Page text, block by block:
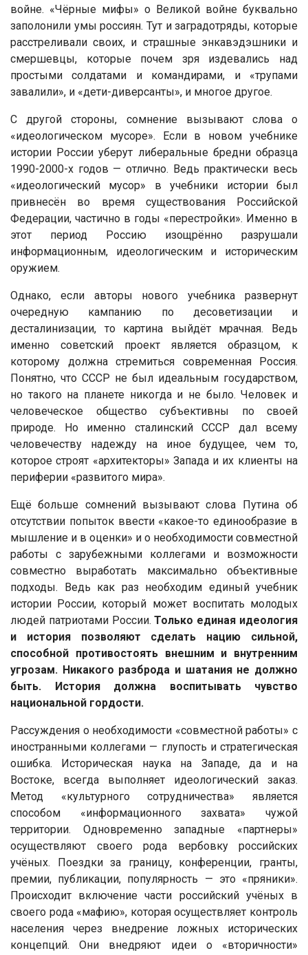
войне. «Чёрные мифы» о Великой войне буквально
заполонили умы россиян. Тут и заградотряды, которые
расстреливали своих, и страшные энкавэдэшники и
смершевцы, которые почем зря издевались над
простыми солдатами и командирами, и «трупами
завалили», и «дети-диверсанты», и многое другое.
С другой стороны, сомнение вызывают слова о
«идеологическом мусоре». Если в новом учебнике
истории России уберут либеральные бредни образца
1990-2000-х годов — отлично. Ведь практически весь
«идеологический мусор» в учебники истории был
привнесён во время существования Российской
Федерации, частично в годы «перестройки». Именно в
этот период Россию изощрённо разрушали
информационным, идеологическим и историческим
оружием.
Однако, если авторы нового учебника развернут
очередную кампанию по десоветизации и
десталинизации, то картина выйдёт мрачная. Ведь
именно советский проект является образцом, к
которому должна стремиться современная Россия.
Понятно, что СССР не был идеальным государством,
но такого на планете никогда и не было. Человек и
человеческое общество субъективны по своей
природе. Но именно сталинский СССР дал всему
человечеству надежду на иное будущее, чем то,
которое строят «архитекторы» Запада и их клиенты на
периферии «развитого мира».
Ещё больше сомнений вызывают слова Путина об
отсутствии попыток ввести «какое-то единообразие в
мышление и в оценки» и о необходимости совместной
работы с зарубежными коллегами и возможности
совместно выработать максимально объективные
подходы. Ведь как раз необходим единый учебник
истории России, который может воспитать молодых
людей патриотами России.Только единая идеология
и история позволяют сделать нацию сильной,
способной противостоять внешним и внутренним
угрозам. Никакого разброда и шатания не должно
быть. История должна воспитывать чувство
национальной гордости.
Рассуждения о необходимости «совместной работы» с
иностранными коллегами — глупость и стратегическая
ошибка. Историческая наука на Западе, да и на
Востоке, всегда выполняет идеологический заказ.
Метод «культурного сотрудничества» является
способом «информационного захвата» чужой
территории. Одновременно западные «партнеры»
осуществляют своего рода вербовку российских
учёных. Поездки за границу, конференции, гранты,
премии, публикации, популярность — это «пряники».
Происходит включение части российский учёных в
своего рода «мафию», которая осуществляет контроль
населения через внедрение ложных исторических
концепций. Они внедряют идеи о «вторичности»